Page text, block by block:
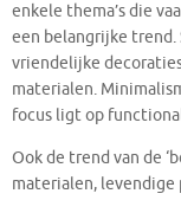
enkele thema’s die
een belangrijke trend.
vriendelijke
materialen.
focus ligt op
Ook de trend van de
materialen, levendige